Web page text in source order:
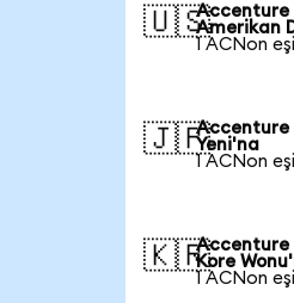
🇺🇸Accenture
Amerikan
1 ACNon
🇯🇵Accenture
Yeni'na
1 ACNon
🇰🇷Accenture
Kore
1 ACNon